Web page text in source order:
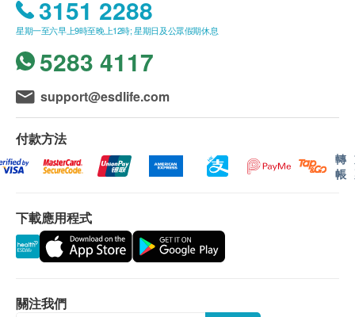
期。 輪侯報告講解時間會因應不同情況(如個別化驗
項目所需時間或客人指明特定時段)而有所延長。
(1) 親身領取：直接前往中環專科體檢中心領取 及 聽
取醫生講解報告
自取報告時間 :
星期一至五-上午 9am - 6pm
講解醫療服務: 電話或會面只提供一次服務
客戶若體檢後3個月內不提取報告，所有報告一律
作銷毀處理及不會存底，額外索取報告複印需付行
客人需自行承擔郵寄報告之風險。
3151 2288
星期一至六早上9時至晚上12時; 星期日及公眾假期休息
5283 4117
support@esdlife.com
付款方法
轉
帳
下載應用程式
關注我們